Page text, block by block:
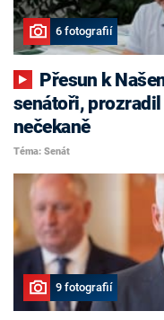
6 fotografií
senátoři, prozradil
nečekaně
Téma: Senát
9 fotografií